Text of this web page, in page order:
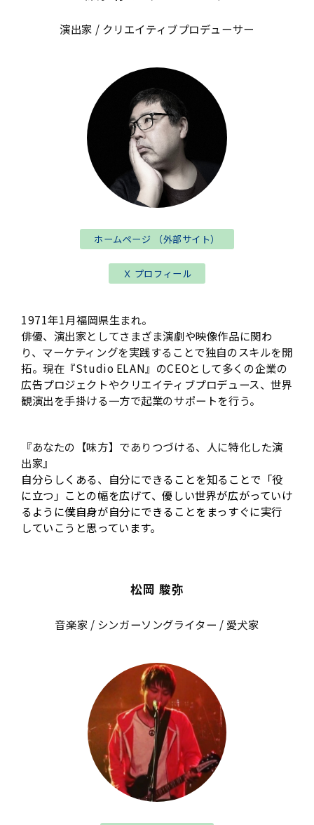
演出家 / クリエイティブプロデューサー
ホームページ （外部サイト）
Ｘ プロフィール
1971年1月福岡県生まれ。
俳優、演出家としてさまざま演劇や映像作品に関わ
り、マーケティングを実践することで独自のスキルを開
拓。現在『Studio ELAN』のCEOとして多くの企業の
広告プロジェクトやクリエイティブプロデュース、世界
観演出を手掛ける一方で起業のサポートを行う。
『あなたの【味方】でありつづける、人に特化した演
出家』
自分らしくある、自分にできることを知ることで「役
に立つ」ことの幅を広げて、優しい世界が広がっていけ
るように僕自身が自分にできることをまっすぐに実行
していこうと思っています。
松岡 駿弥
音楽家 / シンガーソングライター / 愛犬家